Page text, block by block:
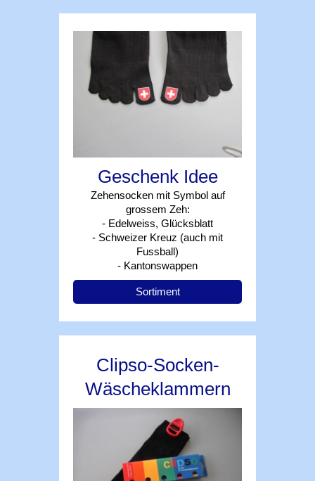
Geschenk Idee
Zehensocken mit Symbol auf
grossem Zeh:
- Edelweiss, Glücksblatt
- Schweizer Kreuz (auch mit
Fussball)
- Kantonswappen
Sortiment
Clipso-Socken-
Wäscheklammern